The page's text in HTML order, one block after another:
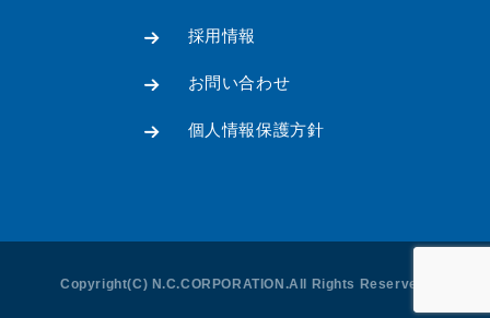
採用情報
お問い合わせ
個人情報保護方針
Copyright(C) N.C.CORPORATION.All Rights Reserved.